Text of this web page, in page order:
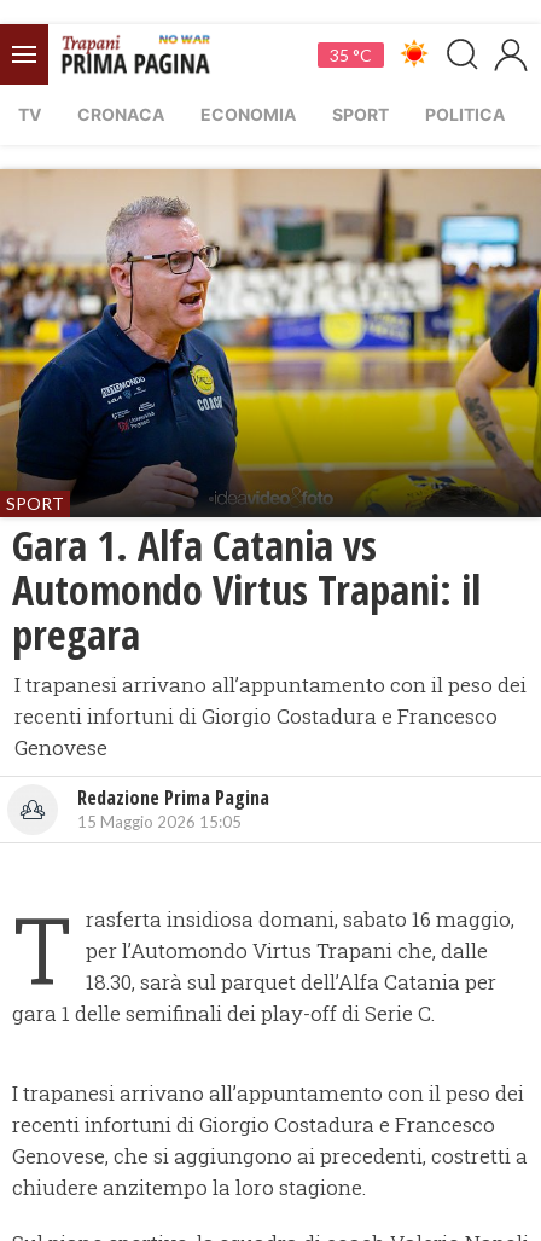
35 °C
TV CRONACA ECONOMIA SPORT POLITICA
SPORT
Gara 1. Alfa Catania vs
Automondo Virtus Trapani: il
pregara
I trapanesi arrivano all’appuntamento con il peso dei
recenti infortuni di Giorgio Costadura e Francesco
Genovese
Redazione Prima Pagina
15 Maggio 2026 15:05
T
rasferta insidiosa domani, sabato 16 maggio,
per l’Automondo Virtus Trapani che, dalle
18.30, sarà sul parquet dell’Alfa Catania per
gara 1 delle semifinali dei play-off di Serie C.
I trapanesi arrivano all’appuntamento con il peso dei
recenti infortuni di Giorgio Costadura e Francesco
Genovese, che si aggiungono ai precedenti, costretti a
chiudere anzitempo la loro stagione.